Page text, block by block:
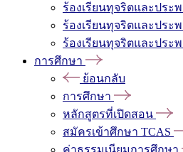
ร้องเรียนทุจริตและประ
ร้องเรียนทุจริตและประ
ร้องเรียนทุจริตและประ
การศึกษา
ย้อนกลับ
การศึกษา
หลักสูตรที่เปิดสอน
สมัครเข้าศึกษา TCAS
ค่าธรรมเนียมการศึกษา